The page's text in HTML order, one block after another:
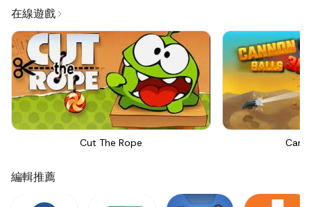
在線遊戲
Cut The Rope
編輯推薦